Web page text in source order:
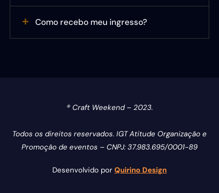
Como recebo meu ingresso?
® Craft Weekend – 2023.
Todos os direitos reservados. IGT Atitude Organização e
Promoção de eventos – CNPJ: 37.983.695/0001-89
Desenvolvido por Quirino Design